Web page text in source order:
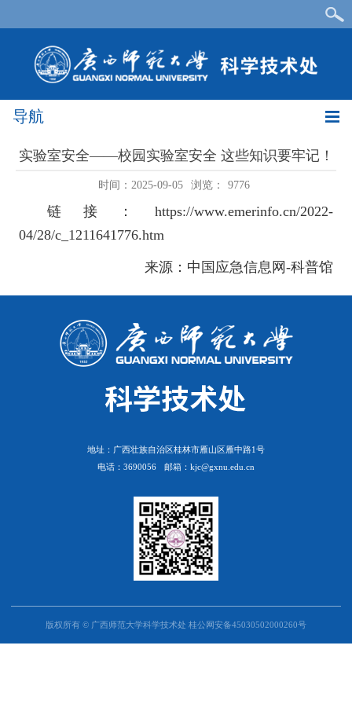
导航
实验室安全——校园实验室安全 这些知识要牢记！
时间：2025-09-05 浏览： 9776
链接：https://www.emerinfo.cn/2022-
04/28/c_1211641776.htm
来源：中国应急信息网-科普馆
地址：广西壮族自治区桂林市雁山区雁中路1号
电话：3690056
邮箱：kjc@gxnu.edu.cn
版权所有 © 广西师范大学科学技术处 桂公网安备45030502000260号